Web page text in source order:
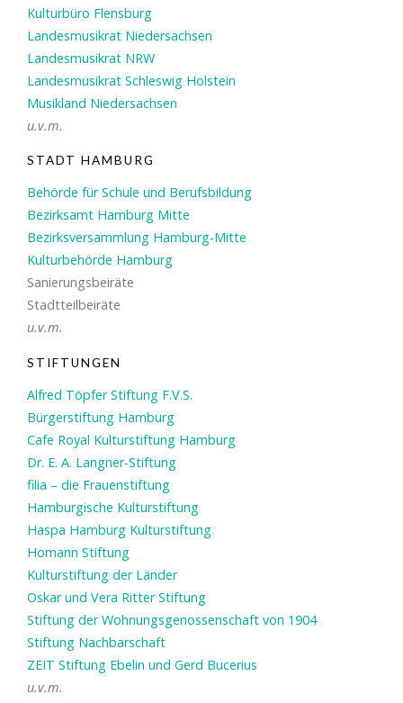
Kulturbüro Flensburg
Landesmusikrat Niedersachsen
Landesmusikrat NRW
Landesmusikrat Schleswig Holstein
Musikland Niedersachsen
u.v.m.
STADT HAMBURG
Behörde für Schule und Berufsbildung
Bezirksamt Hamburg Mitte
Bezirksversammlung Hamburg-Mitte
Kulturbehörde Hamburg
Sanierungsbeiräte
Stadtteilbeiräte
u.v.m.
STIFTUNGEN
Alfred Töpfer Stiftung F.V.S.
Bürgerstiftung Hamburg
Cafe Royal Kulturstiftung Hamburg
Dr. E. A. Langner-Stiftung
filia – die Frauenstiftung
Hamburgische Kulturstiftung
Haspa Hamburg Kulturstiftung
Homann Stiftung
Kulturstiftung der Länder
Oskar und Vera Ritter Stiftung
Stiftung der Wohnungsgenossenschaft von 1904
Stiftung Nachbarschaft
ZEIT Stiftung Ebelin und Gerd Bucerius
u.v.m.